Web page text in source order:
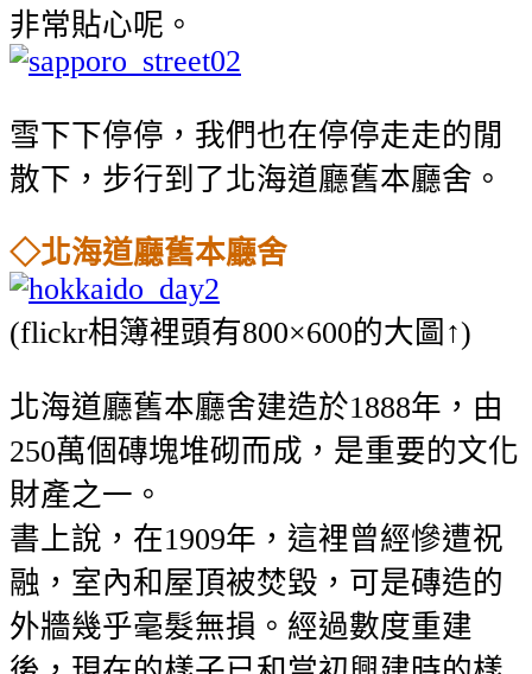
非常貼心呢。
雪下下停停，我們也在停停走走的閒
散下，步行到了北海道廳舊本廳舍。
◇北海道廳舊本廳舍
(flickr相簿裡頭有800×600的大圖↑)
北海道廳舊本廳舍建造於1888年，由
250萬個磚塊堆砌而成，是重要的文化
財產之一。
書上說，在1909年，這裡曾經慘遭祝
融，室內和屋頂被焚毀，可是磚造的
外牆幾乎毫髮無損。經過數度重建